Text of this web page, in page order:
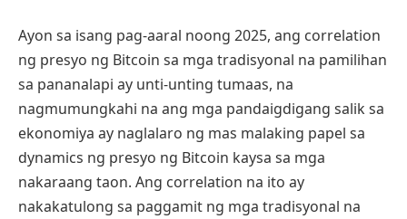
Ayon sa isang pag-aaral noong 2025, ang correlation
ng presyo ng Bitcoin sa mga tradisyonal na pamilihan
sa pananalapi ay unti-unting tumaas, na
nagmumungkahi na ang mga pandaigdigang salik sa
ekonomiya ay naglalaro ng mas malaking papel sa
dynamics ng presyo ng Bitcoin kaysa sa mga
nakaraang taon. Ang correlation na ito ay
nakakatulong sa paggamit ng mga tradisyonal na